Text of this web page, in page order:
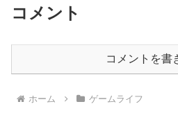
コメント
コメントを書
ホーム ゲームライフ